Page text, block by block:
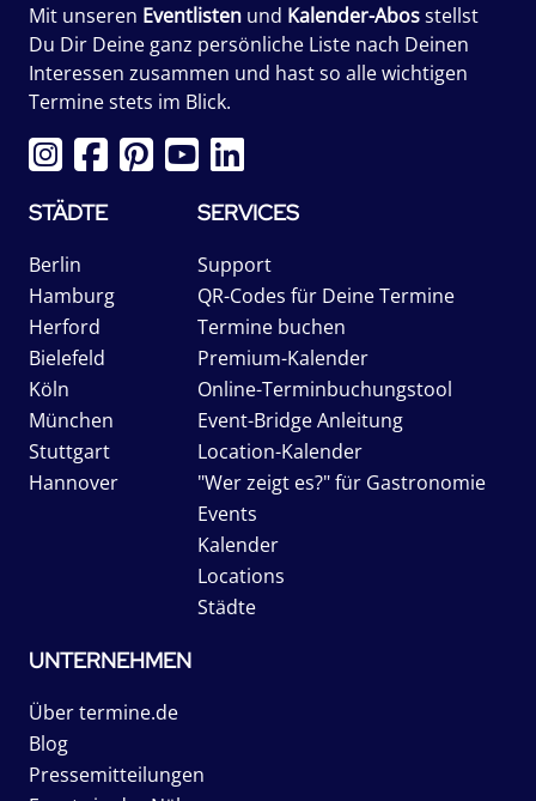
Mit unseren Eventlisten und Kalender-Abosstellst
Du Dir Deine ganz persönliche Liste nach Deinen
Interessen zusammen und hast so alle wichtigen
Termine stets im Blick.
STÄDTE
Berlin
Hamburg
Herford
Bielefeld
Köln
München
Stuttgart
Hannover
SERVICES
Support
QR-Codes für Deine Termine
Termine buchen
Premium-Kalender
Online-Terminbuchungstool
Event-Bridge Anleitung
Location-Kalender
"Wer zeigt es?" für Gastronomie
Events
Kalender
Locations
Städte
UNTERNEHMEN
Über termine.de
Blog
Pressemitteilungen